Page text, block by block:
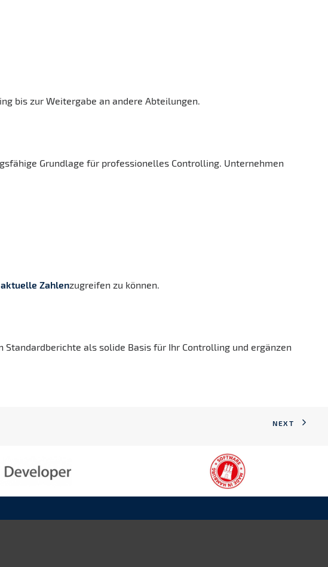
bis zur Weitergabe an andere Abteilungen.
Grundlage für professionelles Controlling. Unternehmen
Zahlenzugreifen zu können.
als solide Basis für Ihr Controlling und ergänzen
NEXT